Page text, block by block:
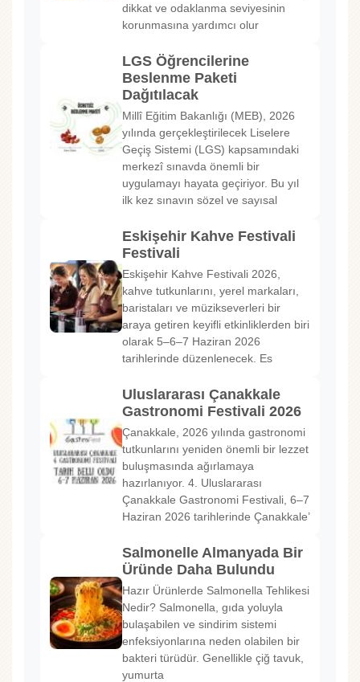
dikkat ve odaklanma seviyesinin
korunmasına yardımcı olur
LGS Öğrencilerine
Beslenme Paketi
Dağıtılacak
Millî Eğitim Bakanlığı (MEB), 2026
yılında gerçekleştirilecek Liselere
Geçiş Sistemi (LGS) kapsamındaki
merkezî sınavda önemli bir
uygulamayı hayata geçiriyor. Bu yıl
ilk kez sınavın sözel ve sayısal
Eskişehir Kahve Festivali
Festivali
Eskişehir Kahve Festivali 2026,
kahve tutkunlarını, yerel markaları,
baristaları ve müzikseverleri bir
araya getiren keyifli etkinliklerden biri
olarak 5–6–7 Haziran 2026
tarihlerinde düzenlenecek. Es
Uluslararası Çanakkale
Gastronomi Festivali 2026
Çanakkale, 2026 yılında gastronomi
tutkunlarını yeniden önemli bir lezzet
buluşmasında ağırlamaya
hazırlanıyor. 4. Uluslararası
Çanakkale Gastronomi Festivali, 6–7
Haziran 2026 tarihlerinde Çanakkale’
Salmonelle Almanyada Bir
Üründe Daha Bulundu
Hazır Ürünlerde Salmonella Tehlikesi
Nedir? Salmonella, gıda yoluyla
bulaşabilen ve sindirim sistemi
enfeksiyonlarına neden olabilen bir
bakteri türüdür. Genellikle çiğ tavuk,
yumurta